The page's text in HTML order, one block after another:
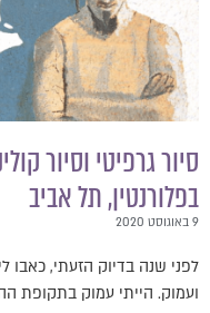
סיור גרפיטי וסיור
בפלורנטין, תל אביב
9 באוגוסט 2020
לפני שנה בדיוק הזעתי, כאבו
ועמוק. הייתי עמוק בתקופת